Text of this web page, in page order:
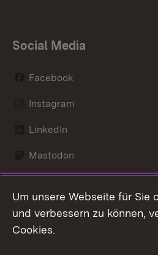
Social Media
Facebook
Instagram
LinkedIn
Mastodon
X / Twitter
Youtube
Um unsere Webseite für Sie
und verbessern zu können,
Cookies.